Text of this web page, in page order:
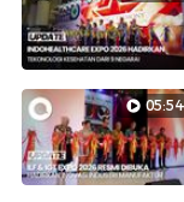
05:54